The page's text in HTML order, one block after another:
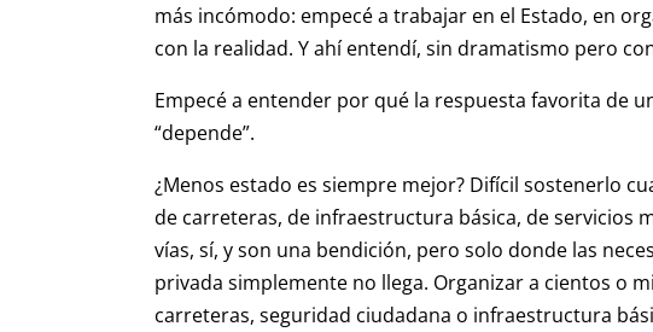
más incómodo: empecé a trabajar en el Estado, en
con la realidad. Y ahí entendí, sin dramatismo pero
Empecé a entender por qué la respuesta favorita de
“depende”.
¿Menos estado es siempre mejor? Difícil sostenerlo
de carreteras, de infraestructura básica, de servicios
vías, sí, y son una bendición, pero solo donde las
privada simplemente no llega. Organizar a cientos o
carreteras, seguridad ciudadana o infraestructura